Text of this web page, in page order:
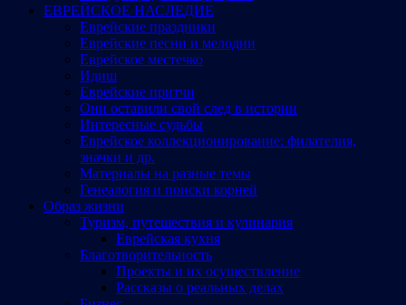
ЕВРЕЙСКОЕ НАСЛЕДИЕ
Еврейские праздники
Еврейские песни и мелодии
Еврейское местечко
Идиш
Еврейские притчи
Они оставили свой след в истории
Интересные судьбы
Еврейское коллекционирование: филателия,
значки и др.
Материалы на разные темы
Генеалогия и поиски корней
Образ жизни
Туризм, путешествия и кулинария
Еврейская кухня
Благотворительность
Проекты и их осуществление
Рассказы о реальных делах